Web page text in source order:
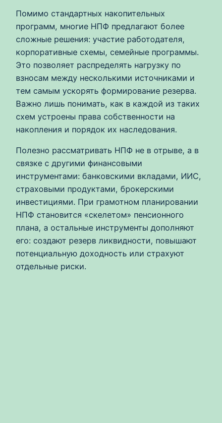
Помимо стандартных накопительных
программ, многие НПФ предлагают более
сложные решения: участие работодателя,
корпоративные схемы, семейные программы.
Это позволяет распределять нагрузку по
взносам между несколькими источниками и
тем самым ускорять формирование резерва.
Важно лишь понимать, как в каждой из таких
схем устроены права собственности на
накопления и порядок их наследования.
Полезно рассматривать НПФ не в отрыве, а в
связке с другими финансовыми
инструментами: банковскими вкладами, ИИС,
страховыми продуктами, брокерскими
инвестициями. При грамотном планировании
НПФ становится «скелетом» пенсионного
плана, а остальные инструменты дополняют
его: создают резерв ликвидности, повышают
потенциальную доходность или страхуют
отдельные риски.